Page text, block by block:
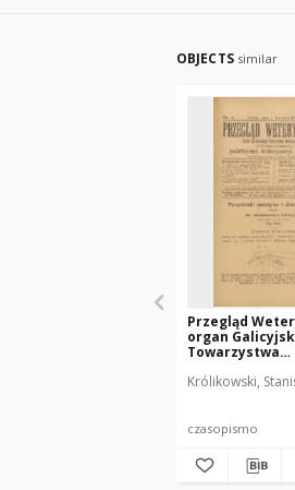
OBJECTS similar
Przegląd
organ
Towarzystwa
czasopismo
Królikowski,
czasopismo